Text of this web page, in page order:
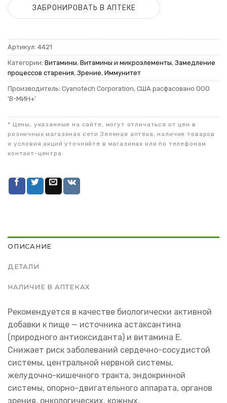
ЗАБРОНИРОВАТЬ В АПТЕКЕ
Артикул: 4421
Категории: Витамины, Витамины и микроэлементы, Замедление
процессов старения, Зрение, Иммунитет
Производитель: Cyanotech Corporation, США расфасовано ООО
'В-МИН+'
* Цены, указанные на сайте, могут отличаться от цен в
розничных магазинах сети Зеленая аптека, наличие товаров
и условия акций уточняйте в магазинах или по телефонам
контакт-центра.
ОПИСАНИЕ
ДЕТАЛИ
НАЛИЧИЕ В АПТЕКАХ
Рекомендуется в качестве биологически активной
добавки к пище — источника астаксантина
(природного антиоксиданта) и витамина Е.
Снижает риск заболеваний сердечно-сосудистой
системы, центральной нервной системы,
желудочно-кишечного тракта, эндокринной
системы, опорно-двигательного аппарата, органов
зрения, онкологических, кожных.